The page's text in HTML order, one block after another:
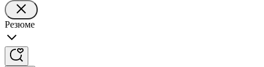
Резюме